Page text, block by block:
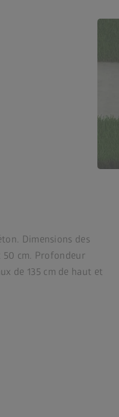
Dimensions des
cm. Profondeur
de 135 cm de haut et